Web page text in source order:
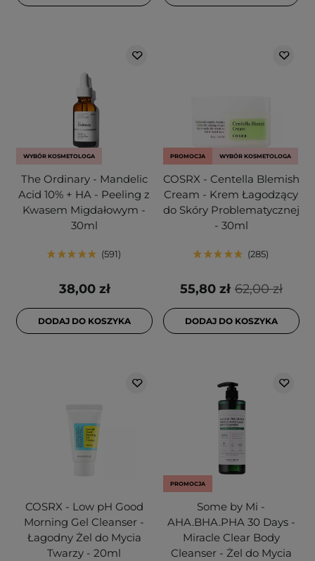
WYBÓR KOSMETOLOGA
The Ordinary - Mandelic
Acid 10% + HA - Peeling z
Kwasem Migdałowym -
30ml
591
38,00 zł
DODAJ DO KOSZYKA
PROMOCJA WYBÓR KOSMETOLOGA
COSRX - Centella Blemish
Cream - Krem Łagodzący
do Skóry Problematycznej
- 30ml
285
62,00 zł
55,80 zł
DODAJ DO KOSZYKA
COSRX - Low pH Good
Morning Gel Cleanser -
Łagodny Żel do Mycia
Twarzy - 20ml
PROMOCJA
Some by Mi -
AHA.BHA.PHA 30 Days -
Miracle Clear Body
Cleanser - Żel do Mycia